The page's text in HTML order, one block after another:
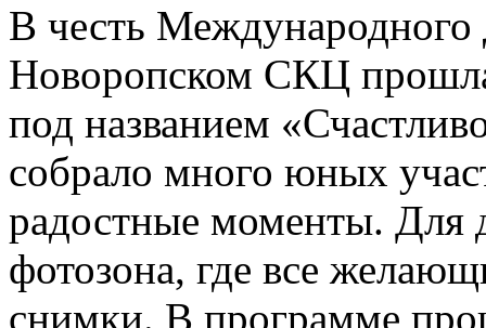
В честь Международного
Новоропском СКЦ прошла
под названием
собрало много юных
радостные моменты. Для
фотозона, где все
снимки. В программе